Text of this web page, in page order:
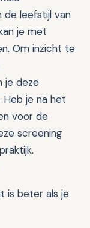
de leefstijl van
je met
Om inzicht te
je deze
Heb je na het
voor de
screening
is beter als je